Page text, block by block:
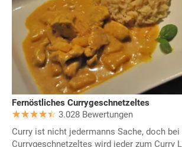
Fernöstliches Currygeschnetzeltes
3.028 Bewertungen
Curry ist nicht jedermanns Sache, doch
Currygeschnetzeltes wird jeder zum Curry